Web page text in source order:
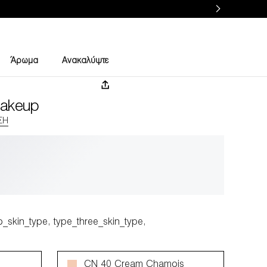
Άρωμα Ανακαλύψτε
type_three_skin_type,
CN 40 Cream Chamois